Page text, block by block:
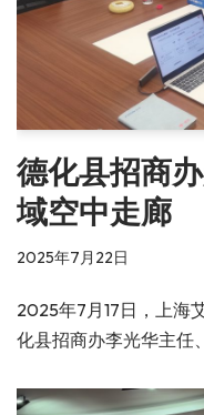
德化县招商
域空中走廊
2025年7月22日
2025年7月17日，上海
化县招商办李光华主任